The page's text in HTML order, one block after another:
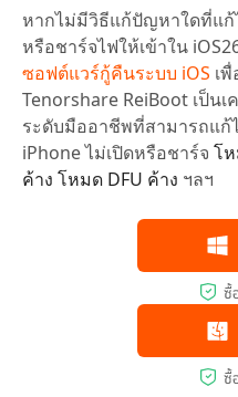
หากไม่มีวิธีแก้ปัญหาใดที่แก้
หรือชาร์จไฟให้เข้าใน
ซอฟต์แวร์กู้คืนระบบ iOS เ
Tenorshare ReiBoot เป็น
ระดับมืออาชีพที่สามารถแก้
iPhone ไม่เปิดหรือชาร์จ โ
ค้าง โหมด DFU ค้าง ฯลฯ